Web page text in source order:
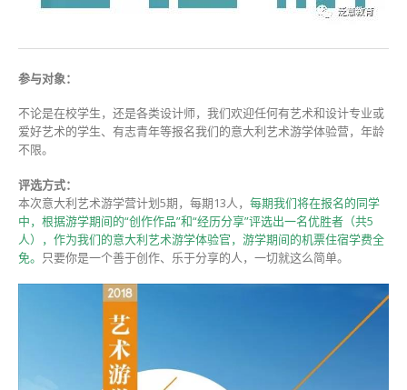
参与对象：
不论是在校学生，还是各类设计师，我们欢迎任何有艺术和设计专业或
爱好艺术的学生、有志青年等报名我们的意大利艺术游学体验营，年龄
不限。
评选方式：
本次意大利艺术游学营计划5期，每期13人， 每期我们将在报名的同学
中，根据游学期间的“创作作品”和“经历分享”评选出一名优胜者（共5
人），作为我们的意大利艺术游学体验官，游学期间的机票住宿学费全
免。 只要你是一个善于创作、乐于分享的人，一切就这么简单。